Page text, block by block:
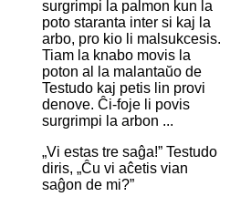
surgrimpi la palmon kun la
poto staranta inter si kaj la
arbo, pro kio li malsukcesis.
Tiam la knabo movis la
poton al la malantaŭo de
Testudo kaj petis lin provi
denove. Ĉi-foje li povis
surgrimpi la arbon ...
„Vi estas tre saĝa!” Testudo
diris, „Ĉu vi aĉetis vian
saĝon de mi?”